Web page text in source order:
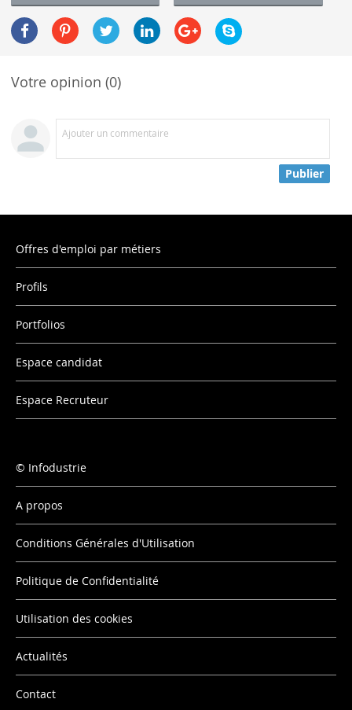
Votre opinion (0)
Ajouter un commentaire
Publier
Offres d'emploi par métiers
Profils
Portfolios
Espace candidat
Espace Recruteur
Infodustrie
A propos
Conditions Générales d'Utilisation
Politique de Confidentialité
Utilisation des cookies
Actualités
Contact